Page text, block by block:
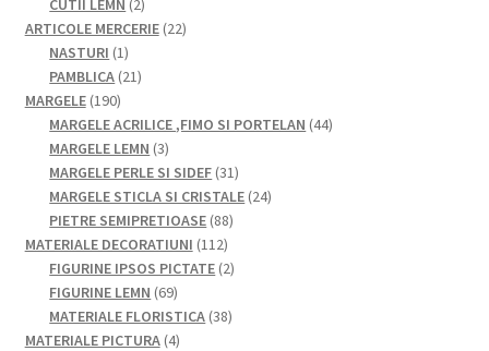
CUTII LEMN 2
produse
ARTICOLE MERCERIE 2222
NASTURI 11
produs
PAMBLICA 2121
produse
MARGELE 190190
de
produse
MARGELE ACRILICE ,FIMO SI PORTELAN 4444
MARGELE LEMN 33
produse
MARGELE PERLE SI SIDEF 3131
de
MARGELE STICLA SI CRISTALE 2424
PIETRE SEMIPRETIOASE 8888
produse
MATERIALE DECORATIUNI 112112
produse
FIGURINE IPSOS PICTATE 22
FIGURINE LEMN 6969
de
produse
MATERIALE FLORISTICA 3838
MATERIALE PICTURA 44